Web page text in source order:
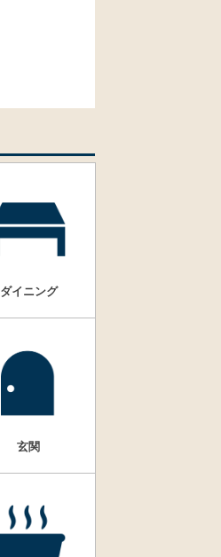
ダイニング
玄関